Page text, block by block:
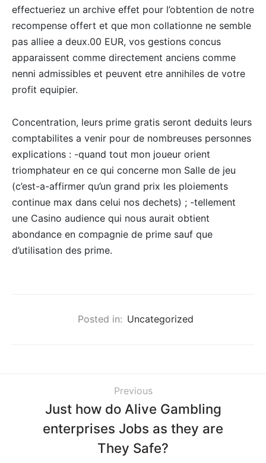
effectueriez un archive effet pour l’obtention de notre
recompense offert et que mon collationne ne semble
pas alliee a deux.00 EUR, vos gestions concus
apparaissent comme directement anciens comme
nenni admissibles et peuvent etre annihiles de votre
profit equipier.
Concentration, leurs prime gratis seront deduits leurs
comptabilites a venir pour de nombreuses personnes
explications : -quand tout mon joueur orient
triomphateur en ce qui concerne mon Salle de jeu
(c’est-a-affirmer qu’un grand prix les ploiements
continue max dans celui nos dechets) ; -tellement
une Casino audience qui nous aurait obtient
abondance en compagnie de prime sauf que
d’utilisation des prime.
Posted in: Uncategorized
Previous
Just how do Alive Gambling
enterprises Jobs as they are
They Safe?